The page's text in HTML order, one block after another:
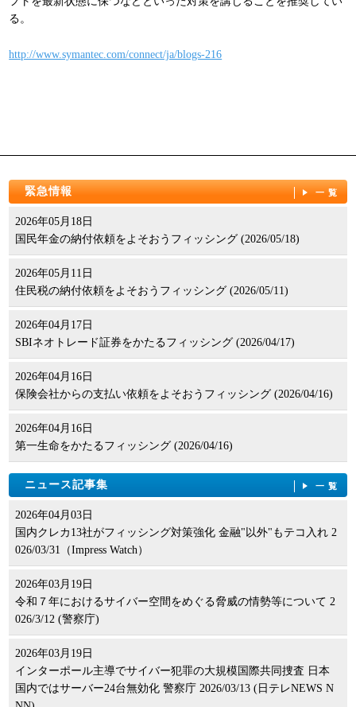
パンフレット
る。
http://www.symantec.com/connect/ja/blogs-216
緊急情報 一覧
2026年05月18日
国民年金の納付依頼をよそおうフィッシング (2026/05/18)
2026年05月11日
住民税の納付依頼をよそおうフィッシング (2026/05/11)
2026年04月17日
SBIネオトレード証券をかたるフィッシング (2026/04/17)
2026年04月16日
保険会社からの支払い依頼をよそおうフィッシング (2026/04/16)
2026年04月16日
第一生命をかたるフィッシング (2026/04/16)
ニュース記事集 一覧
2026年04月03日
国内クレカ13社がフィッシング対策強化 金融"以外"もテコ入れ 2
026/03/31（Impress Watch）
2026年03月19日
令和７年におけるサイバー空間をめぐる脅威の情勢等について 2
026/3/12 (警察庁)
2026年03月19日
インターポール主導でサイバー犯罪の大規模国際共同捜査 日本
国内ではサーバー24台無効化 警察庁 2026/03/13 (日テレNEWS N